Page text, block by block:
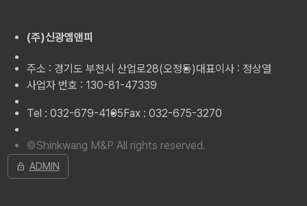
(주)신광엠앤피
주소 : 경기도 부천시 산업로28(오정동)대표이사 : 정상열
사업자 번호 : 130-81-47339
Tel : 032-679-4105Fax : 032-675-3270
©Shinkwang M&P All rights reserved.
lock ADMIN